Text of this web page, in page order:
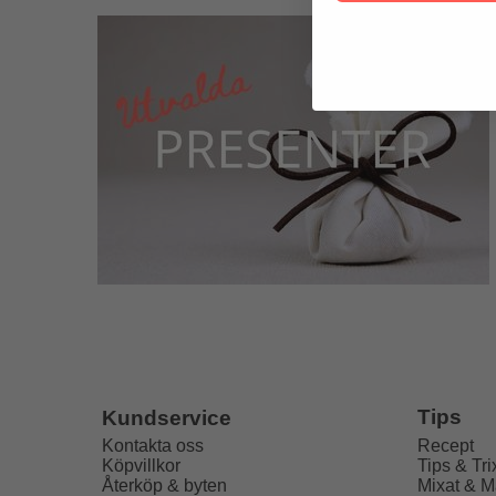
Kundservice
Kontakta oss
Köpvillkor
Återköp & byten
Tips
Recept
Tips &
Mixat &